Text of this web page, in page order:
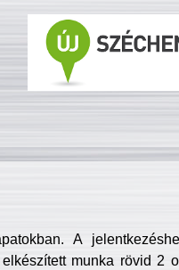
A
munka rövid 2